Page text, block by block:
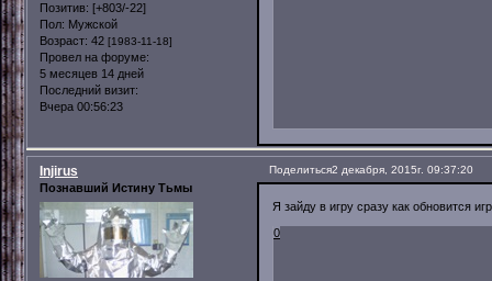
Позитив: [+803/-22]
Пол: Мужской
Возраст: 42 [1983-11-18]
Провел на форуме:
5 месяцев 14 дней
Последний визит:
Вчера 00:56:23
Поделиться2 декабря, 2015г. 09:37:20
Injirus
Познавший Истину Тьмы
Я зайду в игру сразу как обновится
0